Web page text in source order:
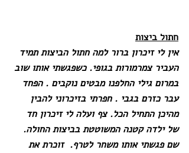
חתול ביצות
אין לי זיכרון ברור למה חתול הביצות תמיד
העביר צמרמורות בגופי. כשפגשתי אותו שוב
במרום גילי החלפנו מבטים נוקבים . הפחד
עבר כזרם בגבי . חפרתי בזיכרוני להבין
מהיכן התחיל הכל. צף ועלה לי זיכרון חד
של ילדה קטנה המשוטטת בביצות החולה.
שם פגשתי אותו משחר לטרף.  זוכרת את